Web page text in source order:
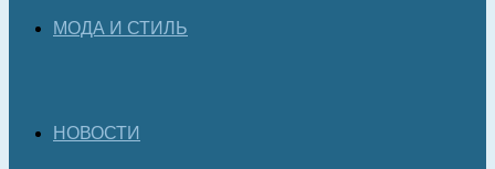
МОДА И СТИЛЬ
НОВОСТИ